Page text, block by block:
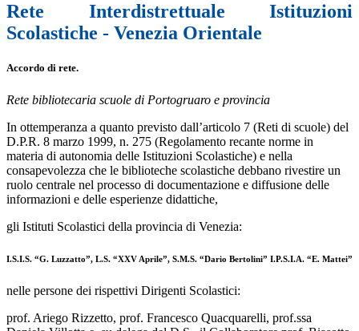
Rete Interdistrettuale Istituzioni
Scolastiche - Venezia Orientale
Accordo di rete.
Rete bibliotecaria scuole di Portogruaro e provincia
In ottemperanza a quanto previsto dall’articolo 7 (Reti di scuole) del
D.P.R. 8 marzo 1999, n. 275 (Regolamento recante norme in
materia di autonomia delle Istituzioni Scolastiche) e nella
consapevolezza che le biblioteche scolastiche debbano rivestire un
ruolo centrale nel processo di documentazione e diffusione delle
informazioni e delle esperienze didattiche,
gli Istituti Scolastici della provincia di Venezia:
I.S.I.S. “G. Luzzatto”, L.S. “XXV Aprile”, S.M.S. “Dario Bertolini” I.P.S.I.A. “E. Mattei”
nelle persone dei rispettivi Dirigenti Scolastici:
prof. Ariego Rizzetto, prof. Francesco Quacquarelli, prof.ssa